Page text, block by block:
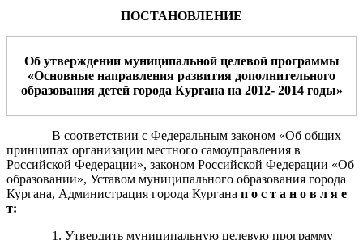
ПОСТАНОВЛЕНИЕ
Об утверждении муниципальной целевой программы
«Основные направления развития дополнительного
образования детей города Кургана на 2012- 2014 годы»
В соответствии с Федеральным законом «Об общих
принципах организации местного самоуправления в
Российской Федерации», законом Российской Федерации «Об
образовании», Уставом муниципального образования города
Кургана, Администрация города Кургана п о с т а н о в л я е
т:
1. Утвердить муниципальную целевую программу